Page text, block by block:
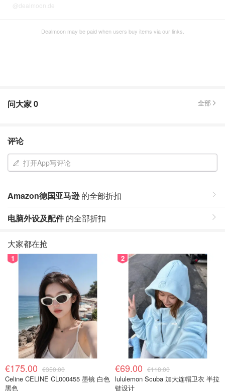
@dealmoon.de
Dealmoon may be paid when users buy items via our links.
问大家0 全部
评论
打开App写评论
Amazon德国亚马逊的全部折扣
电脑外设及配件的全部折扣
大家都在抢
1
€175.00 €350.00
Celine CELINE CL000455 墨镜 白色
黑色
2
€69.00 €118.00
lululemon Scuba 加大连帽卫衣 半拉
链设计